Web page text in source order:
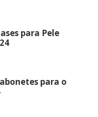
para Pele
para o